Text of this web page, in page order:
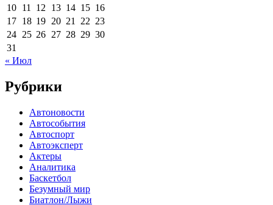
10 11 12 13 14 15 16
17 18 19 20 21 22 23
24 25 26 27 28 29 30
31
« Июл
Рубрики
Автоновости
Автособытия
Автоспорт
Автоэксперт
Актеры
Аналитика
Баскетбол
Безумный мир
Биатлон/Лыжи